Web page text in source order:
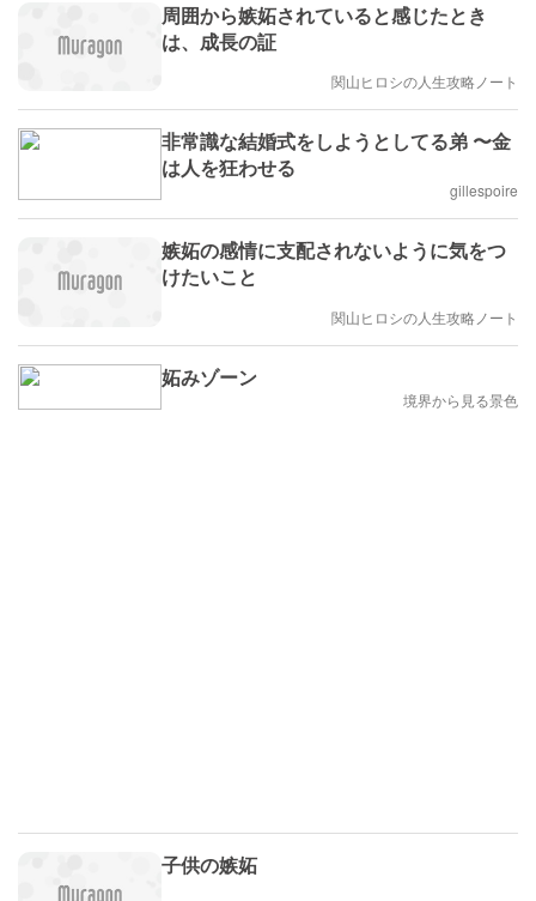
周囲から嫉妬されていると感じたとき
は、成長の証
関山ヒロシの人生攻略ノート
非常識な結婚式をしようとしてる弟 〜金
は人を狂わせる
gillespoire
嫉妬の感情に支配されないように気をつ
けたいこと
関山ヒロシの人生攻略ノート
妬みゾーン
境界から見る景色
子供の嫉妬